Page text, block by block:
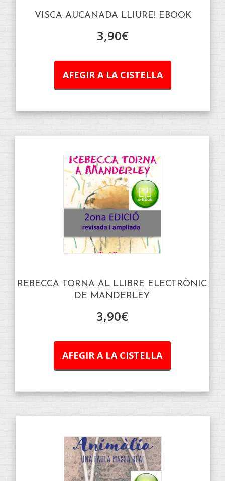
VISCA AUCANADA LLIURE! EBOOK
3,90€
AFEGIR A LA CISTELLA
REBECCA TORNA AL LLIBRE ELECTRÒNIC
DE MANDERLEY
3,90€
AFEGIR A LA CISTELLA